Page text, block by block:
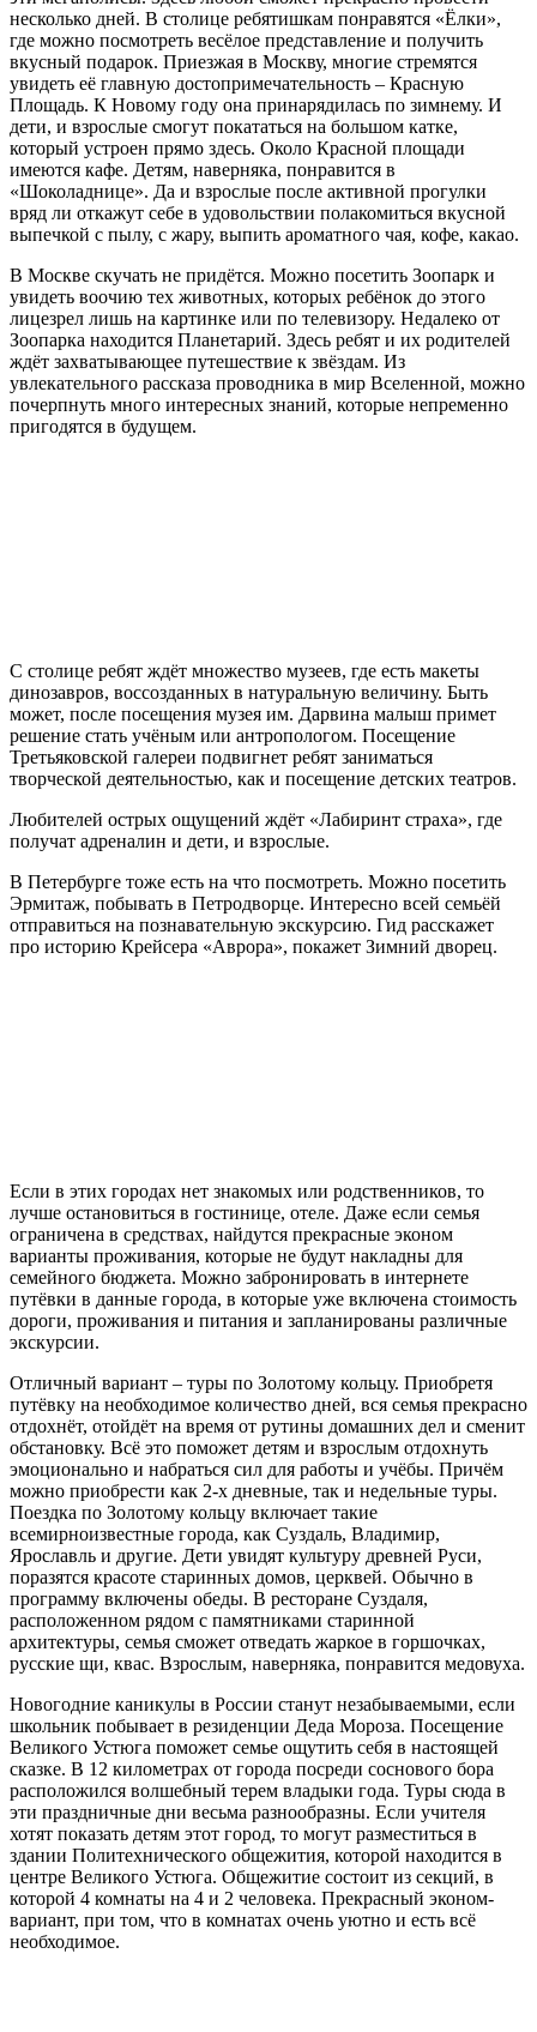
несколько дней. В столице ребятишкам понравятся «Ёлки»,
где можно посмотреть весёлое представление и получить
вкусный подарок. Приезжая в Москву, многие стремятся
увидеть её главную достопримечательность – Красную
Площадь. К Новому году она принарядилась по зимнему. И
дети, и взрослые смогут покататься на большом катке,
который устроен прямо здесь. Около Красной площади
имеются кафе. Детям, наверняка, понравится в
«Шоколаднице». Да и взрослые после активной прогулки
вряд ли откажут себе в удовольствии полакомиться вкусной
выпечкой с пылу, с жару, выпить ароматного чая, кофе, какао.
В Москве скучать не придётся. Можно посетить Зоопарк и
увидеть воочию тех животных, которых ребёнок до этого
лицезрел лишь на картинке или по телевизору. Недалеко от
Зоопарка находится Планетарий. Здесь ребят и их родителей
ждёт захватывающее путешествие к звёздам. Из
увлекательного рассказа проводника в мир Вселенной, можно
почерпнуть много интересных знаний, которые непременно
пригодятся в будущем.
С столице ребят ждёт множество музеев, где есть макеты
динозавров, воссозданных в натуральную величину. Быть
может, после посещения музея им. Дарвина малыш примет
решение стать учёным или антропологом. Посещение
Третьяковской галереи подвигнет ребят заниматься
творческой деятельностью, как и посещение детских театров.
Любителей острых ощущений ждёт «Лабиринт страха», где
получат адреналин и дети, и взрослые.
В Петербурге тоже есть на что посмотреть. Можно посетить
Эрмитаж, побывать в Петродворце. Интересно всей семьёй
отправиться на познавательную экскурсию. Гид расскажет
про историю Крейсера «Аврора», покажет Зимний дворец.
Если в этих городах нет знакомых или родственников, то
лучше остановиться в гостинице, отеле. Даже если семья
ограничена в средствах, найдутся прекрасные эконом
варианты проживания, которые не будут накладны для
семейного бюджета. Можно забронировать в интернете
путёвки в данные города, в которые уже включена стоимость
дороги, проживания и питания и запланированы различные
экскурсии.
Отличный вариант – туры по Золотому кольцу. Приобретя
путёвку на необходимое количество дней, вся семья прекрасно
отдохнёт, отойдёт на время от рутины домашних дел и сменит
обстановку. Всё это поможет детям и взрослым отдохнуть
эмоционально и набраться сил для работы и учёбы. Причём
можно приобрести как 2-х дневные, так и недельные туры.
Поездка по Золотому кольцу включает такие
всемирноизвестные города, как Суздаль, Владимир,
Ярославль и другие. Дети увидят культуру древней Руси,
поразятся красоте старинных домов, церквей. Обычно в
программу включены обеды. В ресторане Суздаля,
расположенном рядом с памятниками старинной
архитектуры, семья сможет отведать жаркое в горшочках,
русские щи, квас. Взрослым, наверняка, понравится медовуха.
Новогодние каникулы в России станут незабываемыми, если
школьник побывает в резиденции Деда Мороза. Посещение
Великого Устюга поможет семье ощутить себя в настоящей
сказке. В 12 километрах от города посреди соснового бора
расположился волшебный терем владыки года. Туры сюда в
эти праздничные дни весьма разнообразны. Если учителя
хотят показать детям этот город, то могут разместиться в
здании Политехнического общежития, которой находится в
центре Великого Устюга. Общежитие состоит из секций, в
которой 4 комнаты на 4 и 2 человека. Прекрасный эконом-
вариант, при том, что в комнатах очень уютно и есть всё
необходимое.